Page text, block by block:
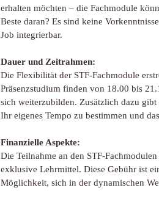
erhalten möchten – die Fachmodule
Beste daran? Es sind keine
Job integrierbar.
Dauer und Zeitrahmen:
Die Flexibilität der STF-Fachmodule
Präsenzstudium finden von 18.00 bis
sich weiterzubilden. Zusätzlich dazu
Ihr eigenes Tempo zu bestimmen und
Finanzielle Aspekte:
Die Teilnahme an den STF-
exklusive Lehrmittel. Diese Gebühr ist
Möglichkeit, sich in der dynamischen